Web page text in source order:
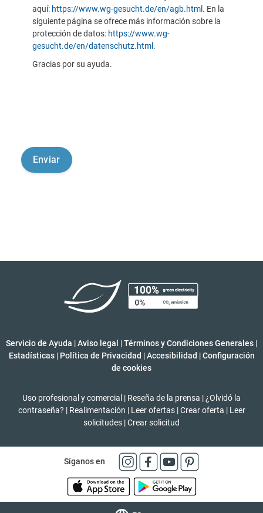
aquí: https://www.wg-gesucht.de/en/agb.html . En la
siguiente página se ofrece más información sobre la
protección de datos: https://www.wg-
gesucht.de/en/datenschutz.html .
Gracias por su ayuda.
Servicio de Ayuda |Aviso legal |Términos y Condiciones Generales |
Estadísticas | Política de Privacidad | Accesibilidad | Configuración
de cookies
Uso profesional y comercial | Reseña de la prensa | ¿Olvidó la
contraseña? | Realimentación | Leer ofertas | Crear oferta | Leer
solicitudes |Crear solicitud
Síganos en